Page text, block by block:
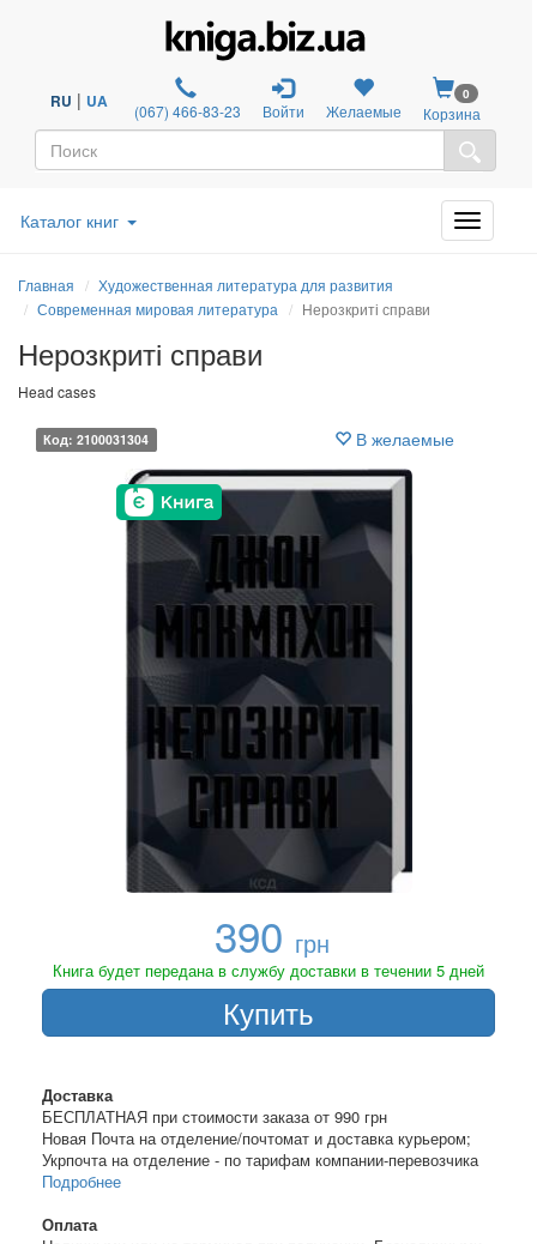
RU | UA (067) 466-83-23 Войти Желаемые
0
Корзина
Каталог книг
Главная
Художественная литература для развития
Современная мировая литература
Нерозкриті справи
Нерозкриті справи
Head cases
Код: 2100031304 В желаемые
390 грн
Книга будет передана в службу доставки в течении 5 дней
Купить
Доставка
БЕСПЛАТНАЯ при стоимости заказа от 990 грн
Новая Почта на отделение/почтомат и доставка курьером;
Укрпочта на отделение - по тарифам компании-перевозчика
Подробнее
Оплата